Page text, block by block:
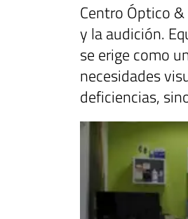
Centro Óptico
y la audición.
se erige como
necesidades
deficiencias,